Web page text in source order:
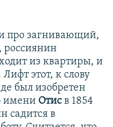
про загнивающий,
россиянин
из квартиры, и
этот, к слову
был изобретен
имени Отисв 1854
садится в